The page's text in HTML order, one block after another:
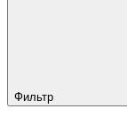
Фильтр